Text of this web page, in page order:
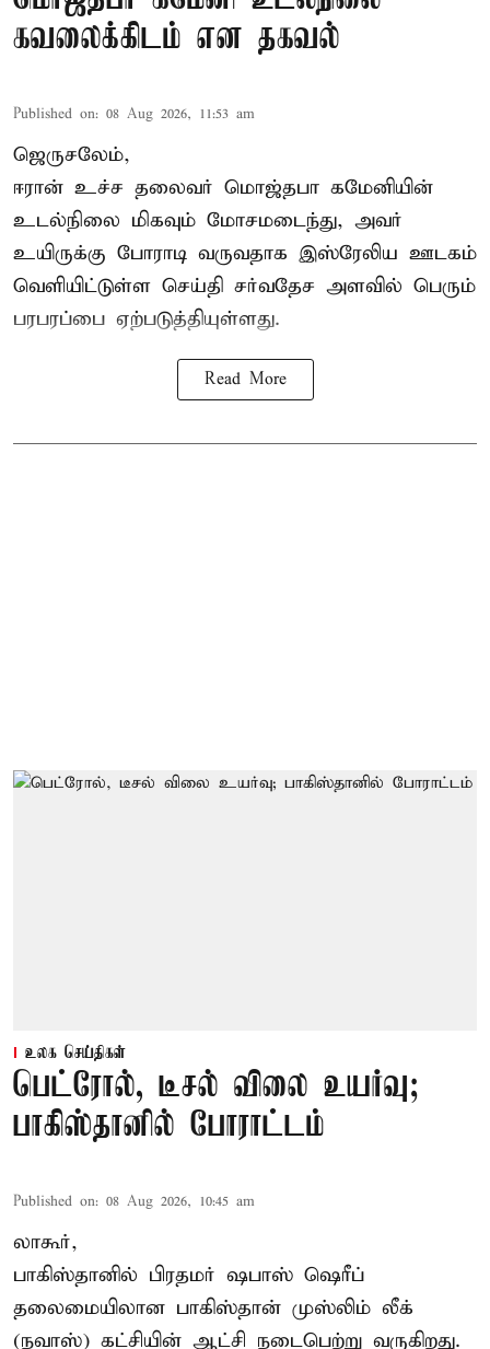
கவலைக்கிடம் என தகவல்
Published on: 08 Aug 2026, 11:53 am
ஜெருசலேம்,
ஈரான் உச்ச தலைவர் மொஜ்தபா கமேனியின்
உடல்நிலை மிகவும் மோசமடைந்து, அவர்
உயிருக்கு போராடி வருவதாக இஸ்ரேலிய ஊடகம்
வெளியிட்டுள்ள செய்தி சர்வதேச அளவில் பெரும்
பரபரப்பை ஏற்படுத்தியுள்ளது.
Read More
உலக செய்திகள்
பெட்ரோல், டீசல் விலை உயர்வு;
பாகிஸ்தானில் போராட்டம்
Published on: 08 Aug 2026, 10:45 am
லாகூர்,
பாகிஸ்தானில் பிரதமர் ஷபாஸ் ஷெரீப்
தலைமையிலான பாகிஸ்தான் முஸ்லிம் லீக்
(நவாஸ்) கட்சியின் ஆட்சி நடைபெற்று வருகிறது.